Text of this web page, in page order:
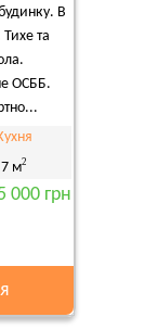
В
та
ОСББ.
7 м2
000 грн